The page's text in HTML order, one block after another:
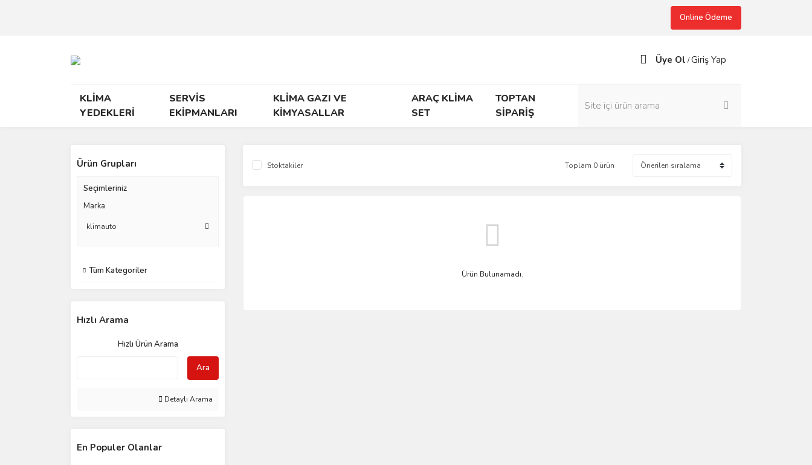
Online Ödeme
Üye Ol /Giriş Yap
KLİMA
YEDEKLERİ
SERVİS
EKİPMANLARI
KLİMA GAZI VE
KİMYASALLAR
ARAÇ KLİMA
SET
TOPTAN
SİPARİŞ
Ürün Grupları
Seçimleriniz
Marka
klimauto
Tüm Kategoriler
Hızlı Arama
Hızlı Ürün Arama
Ara
Detaylı Arama
En Populer Olanlar
Stoktakiler Toplam 0 ürün
Ürün Bulunamadı.